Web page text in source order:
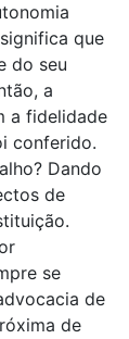
que
do seu
a
a fidelidade
conferido.
Dando
de
se
de
de